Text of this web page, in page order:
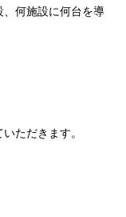
何施設に何台を導
ただきます。